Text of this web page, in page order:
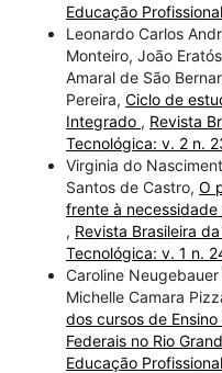
Educação
Leonardo Carlos
Monteiro, João
Amaral de São
Pereira, Ciclo de
Integrado , Revista
Tecnológica: v. 2 n.
Virginia do
Santos de Castro, O
frente à
, Revista Brasileira
Tecnológica: v. 1 n.
Caroline
Michelle Camara
dos cursos de
Federais no Rio
Educação